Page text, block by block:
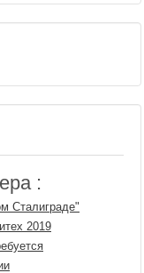
:
Сталиграде"
2019